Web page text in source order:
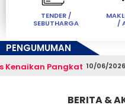
TENDER /
SEBUTHARGA
/
PENGUMUMAN
Pangkat 10/06/2026
BERITA &